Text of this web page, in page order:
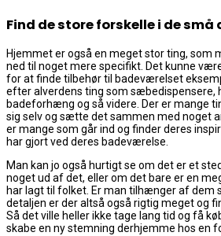
Find de store forskelle i de
Hjemmet er også en meget stor ting, som
ned til noget mere specifikt. Det kunne
for at finde tilbehør til badeværelset
efter alverdens ting som sæbedispensere,
badeforhæng og så videre. Der er mange
sig selv og sætte det sammen med noget
er mange som går ind og finder deres
har gjort ved deres badeværelse.
Man kan jo også hurtigt se om det er et
noget ud af det, eller om det bare er en
har lagt til folket. Er man tilhænger af dem
detaljen er der altså også rigtig meget og
Så det ville heller ikke tage lang tid og få
skabe en ny stemning derhjemme hos en